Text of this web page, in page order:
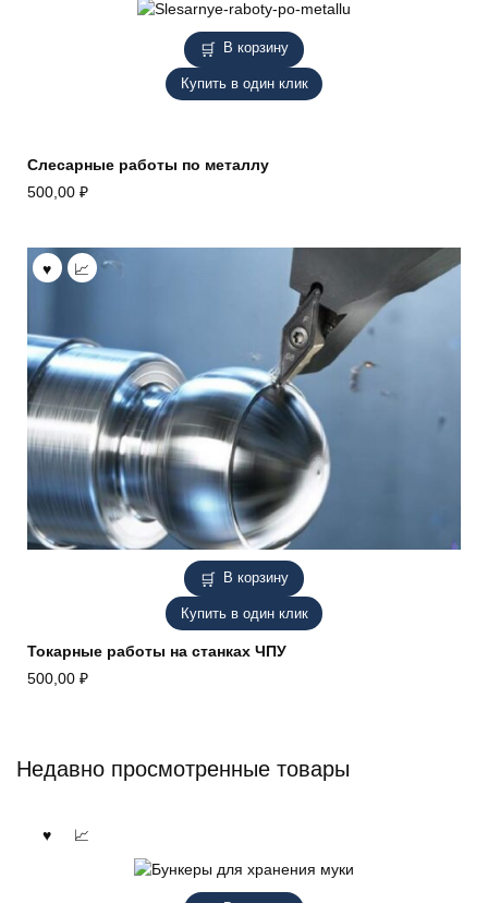
В корзину
Купить в один клик
Слесарные работы по металлу
500,00 ₽
В корзину
Купить в один клик
Токарные работы на станках ЧПУ
500,00 ₽
Недавно просмотренные товары